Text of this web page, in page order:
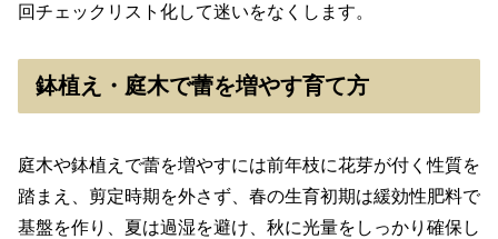
回チェックリスト化して迷いをなくします。
鉢植え・庭木で蕾を増やす育て方
庭木や鉢植えで蕾を増やすには前年枝に花芽が付く性質を
踏まえ、剪定時期を外さず、春の生育初期は緩効性肥料で
基盤を作り、夏は過湿を避け、秋に光量をしっかり確保し